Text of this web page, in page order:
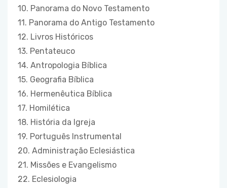
10. Panorama do Novo Testamento
11. Panorama do Antigo Testamento
12. Livros Históricos
13. Pentateuco
14. Antropologia Bíblica
15. Geografia Bíblica
16. Hermenêutica Bíblica
17. Homilética
18. História da Igreja
19. Português Instrumental
20. Administração Eclesiástica
21. Missões e Evangelismo
22. Eclesiologia